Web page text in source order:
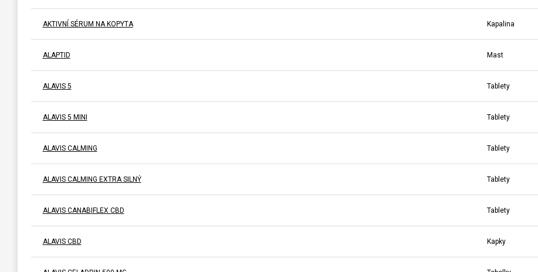
AKTIVNÍ SÉRUM NA KOPYTA Kapalina
ALAPTID Mast
ALAVIS 5 Tablety
ALAVIS 5 MINI Tablety
ALAVIS CALMING Tablety
ALAVIS CALMING EXTRA SILNÝ Tablety
ALAVIS CANABIFLEX CBD Tablety
ALAVIS CBD Kapky